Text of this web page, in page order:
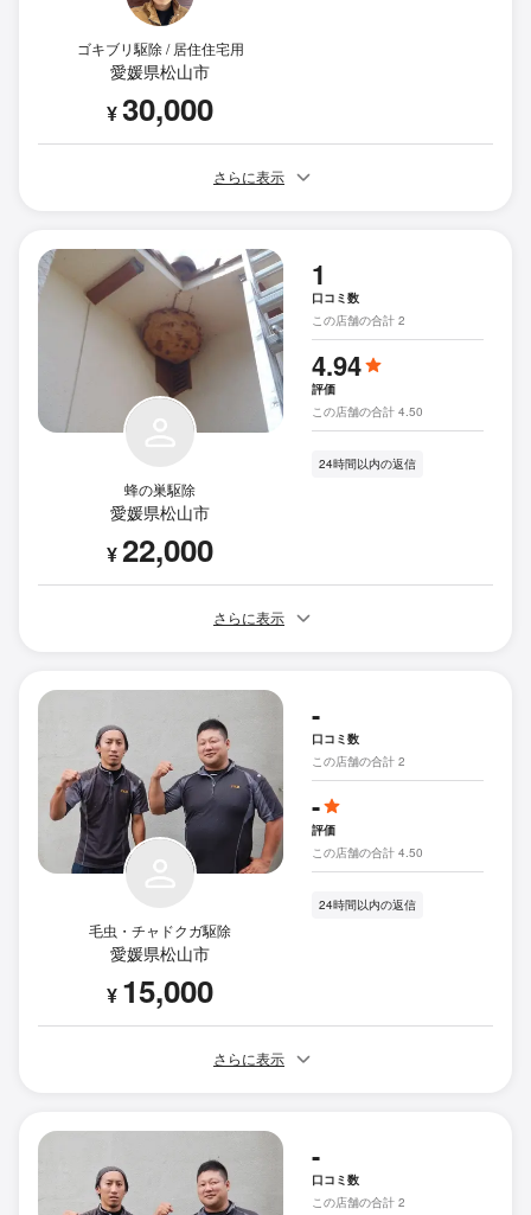
ゴキブリ駆除 / 居住住宅用
愛媛県松山市
¥30,000
さらに表示
蜂の巣駆除
愛媛県松山市
¥22,000
1
口コミ数
この店舗の合計 2
4.94
評価
この店舗の合計 4.50
24時間以内の返信
さらに表示
毛虫・チャドクガ駆除
愛媛県松山市
¥ 15,000
-
口コミ数
この店舗の合計 2
-
評価
この店舗の合計 4.50
24時間以内の返信
さらに表示
-
口コミ数
この店舗の合計 2